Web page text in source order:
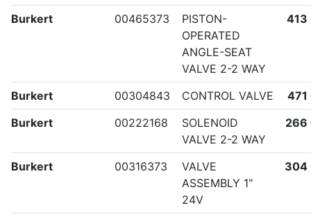
Burkert
00465373
PISTON-
OPERATED
ANGLE-SEAT
VALVE 2-2 WAY
413
Burkert 00304843 CONTROL VALVE
471
Burkert
00222168
SOLENOID
VALVE 2-2 WAY
266
Burkert 00316373
VALVE
ASSEMBLY 1"
24V
304